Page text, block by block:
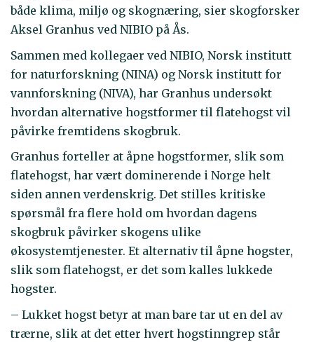
både klima, miljø og skognæring, sier skogforsker
Aksel Granhus ved NIBIO på Ås.
Sammen med kollegaer ved NIBIO, Norsk institutt
for naturforskning (NINA) og Norsk institutt for
vannforskning (NIVA), har Granhus undersøkt
hvordan alternative hogstformer til flatehogst vil
påvirke fremtidens skogbruk.
Granhus forteller at åpne hogstformer, slik som
flatehogst, har vært dominerende i Norge helt
siden annen verdenskrig. Det stilles kritiske
spørsmål fra flere hold om hvordan dagens
skogbruk påvirker skogens ulike
økosystemtjenester. Et alternativ til åpne hogster,
slik som flatehogst, er det som kalles lukkede
hogster.
– Lukket hogst betyr at man bare tar ut en del av
trærne, slik at det etter hvert hogstinngrep står